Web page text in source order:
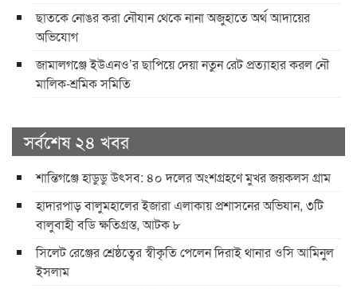
ছাতকে নোঙর করা নৌযান থেকে নানা অজুহাতে অর্থ আদায়ের
অভিযোগ
জামালগঞ্জে ইউএনও’র ছাপিয়ে দেয়া নতুন রেট প্রত্যাহার করল নৌ
মালিক-শ্রমিক সমিতি
সর্বশেষ ২৪ খবর
শান্তিগঞ্জে হাডুডু উৎসব: ৪০ দলের অংশগ্রহণে মুখর জয়কলস গ্রাম
হাদারপাড় বালুমহালের ইজারা এলাকায় প্রশাসনের অভিযান, ৩টি
বালুবাহী বডি ক্ষতিগ্রস্ত, আটক ৮
সিলেট রেঞ্জের শ্রেষ্ঠত্বের স্বীকৃতি পেলেন দিরাই থানার ওসি আমিনুল
ইসলাম